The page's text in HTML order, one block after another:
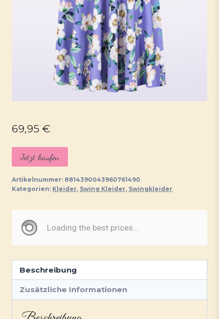
69,95 €
Jetzt kaufen
Artikelnummer: 8814390043960761490
Kategorien: Kleider, Swing Kleider, Swingkleider
Beschreibung
Zusätzliche Informationen